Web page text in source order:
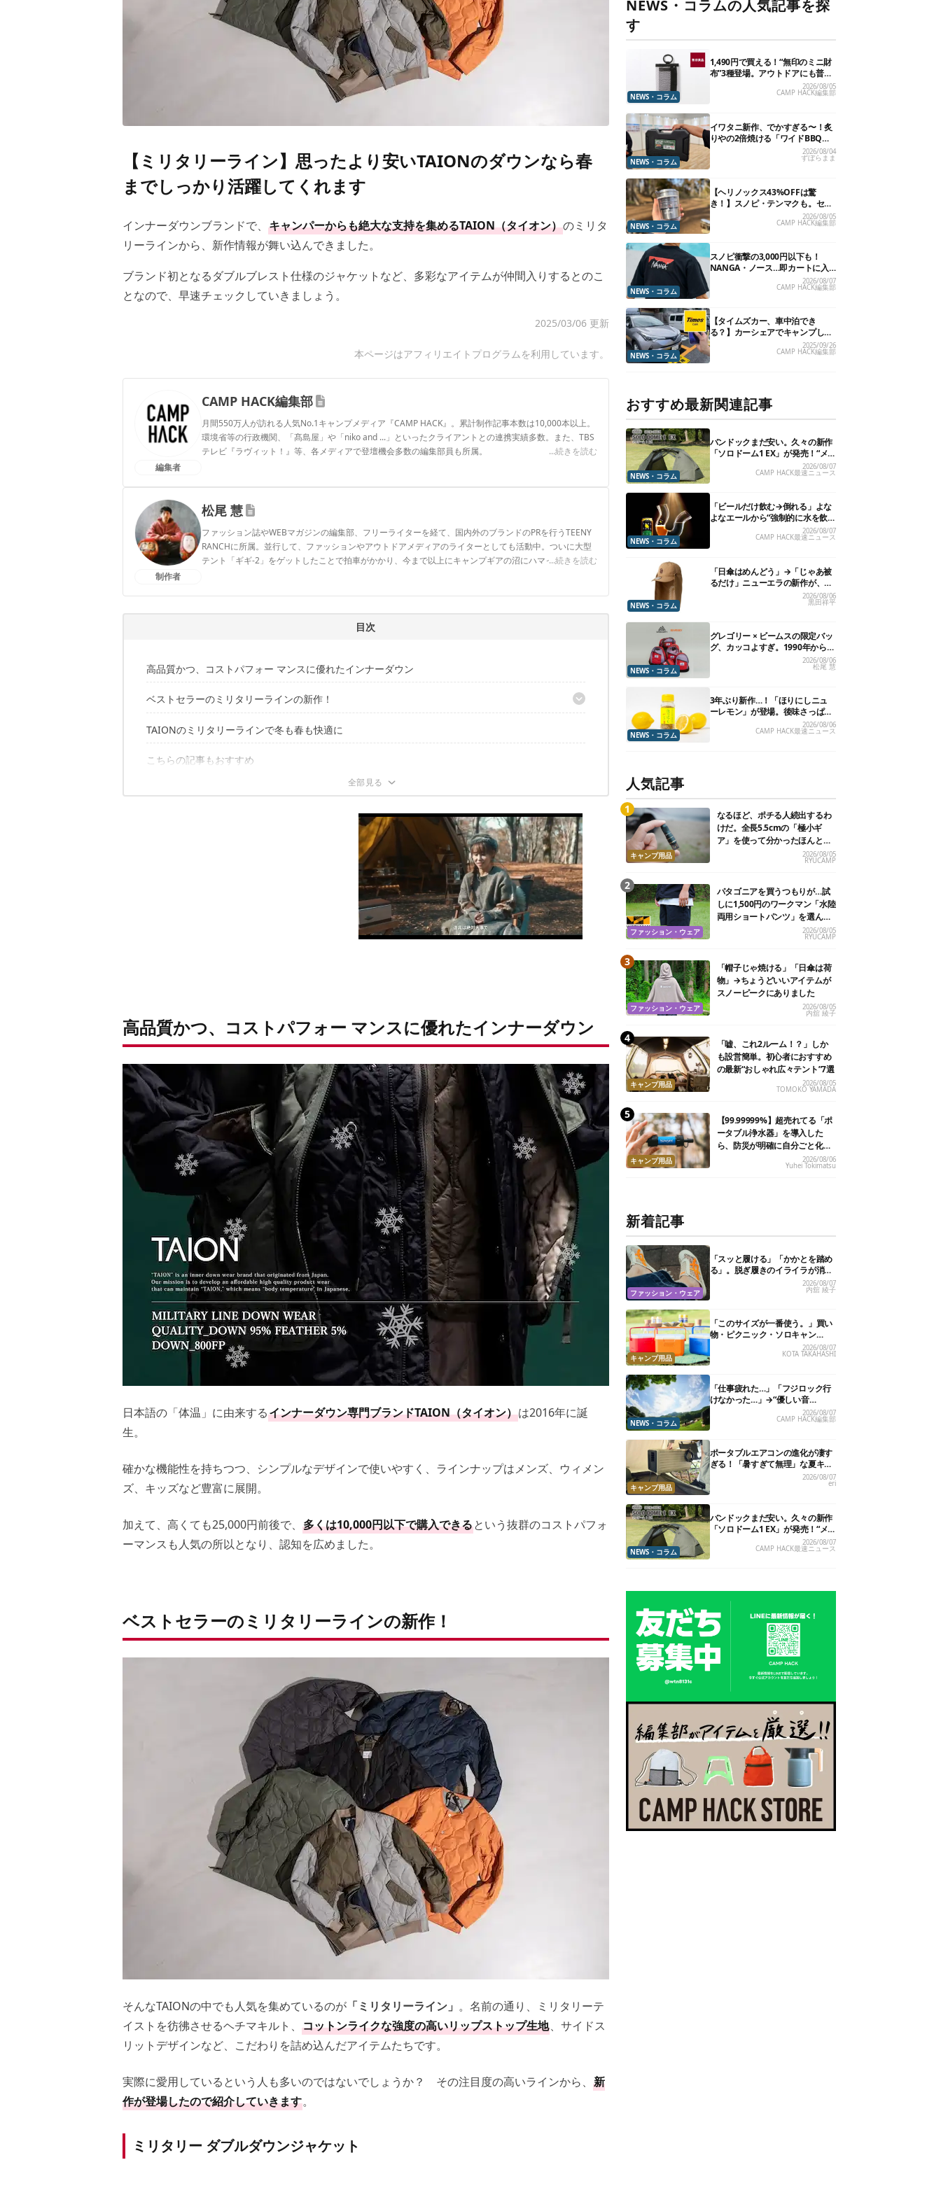
【ミリタリーライン】思ったより安いTAIONのダウンなら春
までしっかり活躍してくれます
インナーダウンブランドで、 キャンパーからも絶大な支持を集めるTAION（タイオン）のミリタ
リーラインから、新作情報が舞い込んできました。
ブランド初となるダブルブレスト仕様のジャケットなど、多彩なアイテムが仲間入りするとのこ
となので、早速チェックしていきましょう。
2025/03/06 更新
本ページはアフィリエイトプログラムを利用しています。
編集者
CAMP HACK編集部
月間550万人が訪れる人気No.1キャンプメディア『CAMP HACK』。累計制作記事本数は10,000本以上。
環境省等の行政機関、「髙島屋」や「niko and ...」といったクライアントとの連携実績多数。また、TBS
テレビ『ラヴィット！』等、各メディアで登壇機会多数の編集部員も所属。
...続きを読む
制作者
松尾 慧
ファッション誌やWEBマガジンの編集部、フリーライターを経て、国内外のブランドのPRを行うTEENY
RANCHに所属。並行して、ファッションやアウトドアメディアのライターとしても活動中。ついに大型
テント「ギギ-2」をゲットしたことで拍車がかかり、今まで以上にキャンプギアの沼にハマっていきそう
...続きを読む
松尾 慧のプロフィール
目次
高品質かつ、コストパフォー マンスに優れたインナーダウン
ベストセラーのミリタリーラインの新作！
ミリタリー ダブルダウンジャケット
ミリタリー ダブル ダウンコート
ミリタリー MA-1 ダウンジャケット
TAIONのミリタリーラインで冬も春も快適に
こちらの記事もおすすめ
高品質かつ、コストパフォー マンスに優れたインナーダウン
日本語の「体温」に由来するインナーダウン専門ブランドTAION（タイオン）は2016年に誕
生。
確かな機能性を持ちつつ、シンプルなデザインで使いやすく、ラインナップはメンズ、ウィメン
ズ、キッズなど豊富に展開。
加えて、高くても25,000円前後で、 多くは10,000円以下で購入できるという抜群のコストパフォ
ーマンスも人気の所以となり、認知を広めました。
ベストセラーのミリタリーラインの新作！
そんなTAIONの中でも人気を集めているのが「ミリタリーライン」 。名前の通り、ミリタリーテ
イストを彷彿させるヘチマキルト、 コットンライクな強度の高いリップストップ生地、サイドス
リットデザインなど、こだわりを詰め込んだアイテムたちです。
実際に愛用しているという人も多いのではないでしょうか？ その注目度の高いラインから、 新
作が登場したので紹介していきます。
ミリタリー ダブルダウンジャケット
NEWS・コラムの人気記事を探
す
NEWS・コラム
1,490円で買える！“無印のミニ財
布”3種登場。アウトドアにも普段
2026/08/05
CAMP HACK編集部
NEWS・コラム
イワタニ新作、でかすぎる〜！炙
りやの2倍焼ける「ワイドBBQグ
リル」で“豪快焼肉”できるよ【再
販開始】
2026/08/04
ずぼらまま
NEWS・コラム
【ヘリノックス43%OFFは驚
き！】スノピ・テンマクも。セー
ル中の「見逃せないキャンプ道
具」12選
2026/08/05
CAMP HACK編集部
NEWS・コラム
スノピ衝撃の3,000円以下も！
NANGA・ノース…即カートに入
れたいアウトドアな「値下げ夏
2026/08/07
CAMP HACK編集部
NEWS・コラム
【タイムズカー、車中泊でき
る？】カーシェアでキャンプした
いので、直接聞いてみました2025/09/26
CAMP HACK編集部
おすすめ最新関連記事
NEWS・コラム
バンドックまだ安い。久々の新作
「ソロドーム1 EX」が発売！“メ
ッシュインナー”だけでも使える
よ【防災も◎】
2026/08/07
CAMP HACK最速ニュース
NEWS・コラム
「ビールだけ飲む→倒れる」よな
よなエールから“強制的に水を飲
2026/08/07
CAMP HACK最速ニュース
NEWS・コラム
「日傘はめんどう」→「じゃあ被
るだけ」ニューエラの新作が、真
2026/08/06
黒田祥平
NEWS・コラム
グレゴリー × ビームスの限定バッ
グ、カッコよすぎ。1990年から“3
年のみ使用”されていた、紫タグ
2026/08/06
松尾 慧
NEWS・コラム
3年ぶり新作…！「ほりにしニュ
ーレモン」が登場。後味さっぱり
の万能スパイス！【8月21日発
2026/08/06
CAMP HACK最速ニュース
人気記事
キャンプ用品
なるほど、ポチる人続出するわ
けだ。全長5.5cmの「極小ギ
ア」を使って分かったほんとの
2026/08/05
RYUCAMP
ファッション・ウェア
パタゴニアを買うつもりが…試
しに1,500円のワークマン「水陸
両用ショートパンツ」を選んだ
2026/08/05
RYUCAMP
ファッション・ウェア
「帽子じゃ焼ける」「日傘は荷
物」→ちょうどいいアイテムが
スノーピークにありました
2026/08/05
内舘 綾子
キャンプ用品
「嘘、これ2ルーム！？」しか
も設営簡単。初心者におすすめ
の最新“おしゃれ広々テント”7選
2026/08/05
TOMOKO YAMADA
キャンプ用品
【99.99999%】超売れてる「ポ
ータブル浄水器」を導入した
ら、防災が明確に自分ごと化し
2026/08/06
Yuhei Tokimatsu
新着記事
ファッション・ウェア
「スッと履ける」「かかとを踏め
る」。脱ぎ履きのイライラが消え
る快適“スニーカーサンダル”6選
2026/08/07
内舘 綾子
キャンプ用品
「このサイズが一番使う。」買い
物・ピクニック・ソロキャン
に“ちょうどいい”小型クーラーボ
ックス13選
2026/08/07
KOTA TAKAHASHI
NEWS・コラム
「仕事疲れた…」「フジロック行
けなかった…」→“優しい音
楽”と“大きな自然”で治癒。まだ間
に合います。
2026/08/07
CAMP HACK編集部
キャンプ用品
ポータブルエアコンの進化が凄す
ぎる！「暑すぎて無理」な夏キャ
ンプを激変させる最新5選2026/08/07
eri
NEWS・コラム
バンドックまだ安い。久々の新作
「ソロドーム1 EX」が発売！“メ
ッシュインナー”だけでも使える
よ【防災も◎】
2026/08/07
CAMP HACK最速ニュース